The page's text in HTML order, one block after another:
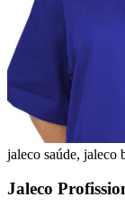
jaleco saúde, jaleco
Jaleco